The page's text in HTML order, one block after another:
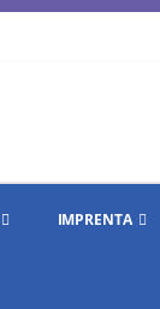
IMPRENTA